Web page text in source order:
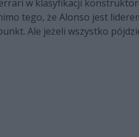
w klasyfikacji
tego, że Alonso jest
Ale jeżeli wszystko